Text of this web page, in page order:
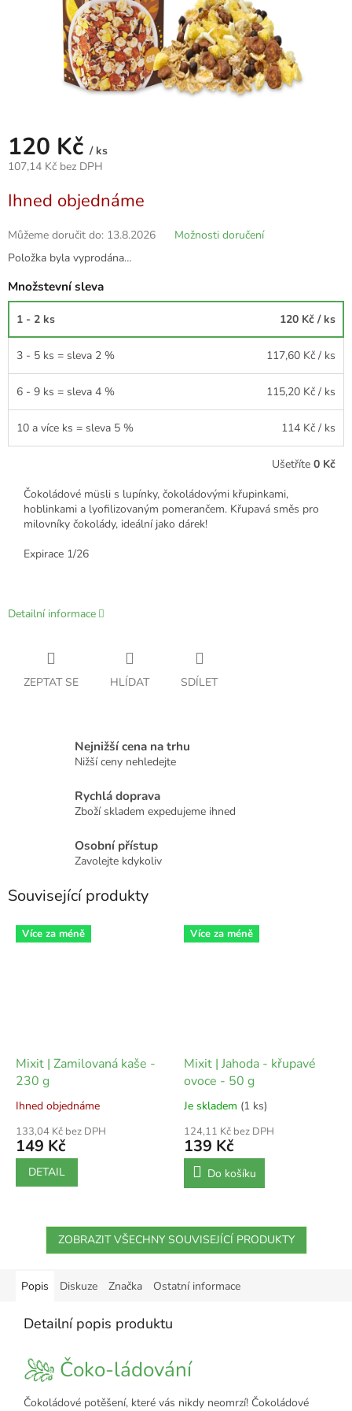
120 Kč / ks
107,14 Kč bez DPH
cena:
Ihned objednáme
Můžeme doručit do: 13.8.2026
Možnosti doručení
Položka byla vyprodána…
Množstevní sleva
1 - 2 ks 120 Kč / ks
3 - 5 ks = sleva 2 % 117,60 Kč / ks
6 - 9 ks = sleva 4 % 115,20 Kč / ks
10 a více ks = sleva 5 % 114 Kč / ks
Ušetříte 0 Kč
Čokoládové müsli s lupínky, čokoládovými křupinkami,
hoblinkami a lyofilizovaným pomerančem. Křupavá směs pro
milovníky čokolády, ideální jako dárek!
Expirace 1/26
Detailní informace
ZEPTAT SE HLÍDAT SDÍLET
Nejnižší cena na trhu
Nižší ceny nehledejte
Rychlá doprava
Zboží skladem expedujeme ihned
Osobní přístup
Zavolejte kdykoliv
Související produkty
Více za méně
Mixit | Zamilovaná kaše -
230 g
Ihned objednáme
133,04 Kč bez DPH
149 Kč
DETAIL
Více za méně
Mixit | Jahoda - křupavé
ovoce - 50 g
Je skladem (1 ks)
124,11 Kč bez DPH
139 Kč
Do košíku
ZOBRAZIT VŠECHNY SOUVISEJÍCÍ PRODUKTY
Popis Diskuze Značka Ostatní informace
Detailní popis produktu
Čoko-ládování
Čokoládové potěšení, které vás nikdy neomrzí! Čokoládové